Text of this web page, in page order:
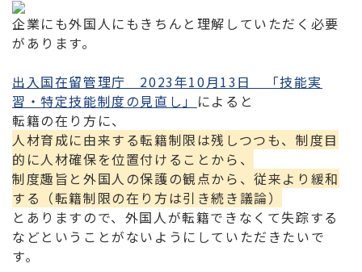
企業にも外国人にもきちんと理解していただく必要
があります。
出入国在留管理庁 2023年10月13日 「技能実
習・特定技能制度の見直し」 によると
転籍の在り方に、
人材育成に由来する転籍制限は残しつつも、制度目
的に人材確保を位置付けることから、
制度趣旨と外国人の保護の観点から、従来より緩和
する（転籍制限の在り方は引き続き議論）
とありますので、外国人が転籍できなくて失踪する
などということがないようにしていただきたいで
す。